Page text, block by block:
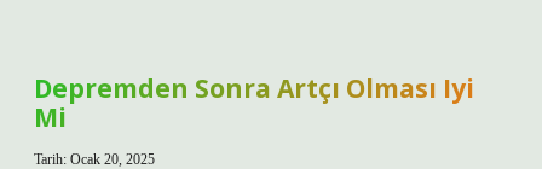
Depremden Sonra Artçı Olması Iyi
Mi
Tarih: Ocak 20, 2025